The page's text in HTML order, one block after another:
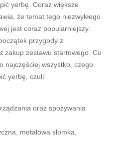
yerbę. Coraz większe
że temat tego niezwykłego
jest coraz popularniejszy.
przygody z
zakup zestawu startowego. Co
najczęściej wszystko, czego
yerbę, czuli:
oraz spożywania
metalowa słomka,